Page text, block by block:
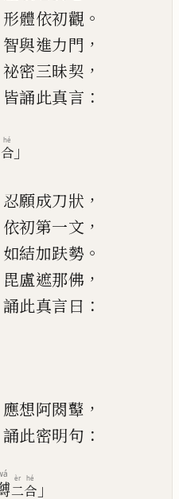
形體依初觀 。
智與進力門 ，
祕密三昧契 ，
皆誦此真言 ：
合
hé 」
忍願成刀狀 ，
依初第一文 ，
如結加趺勢 。
毘盧遮那佛 ，
誦此真言曰 ：
應想阿閦鼙 ，
誦此密明句 ：
二
èr
合
hé 」